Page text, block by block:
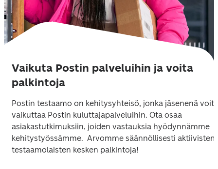
Vaikuta Postin palveluihin ja voita
palkintoja
Postin testaamo on kehitysyhteisö, jonka jäsenenä voit
vaikuttaa Postin kuluttajapalveluihin. Ota osaa
asiakastutkimuksiin, joiden vastauksia hyödynnämme
kehitystyössämme.  Arvomme säännöllisesti aktiivisten
testaamolaisten kesken palkintoja!